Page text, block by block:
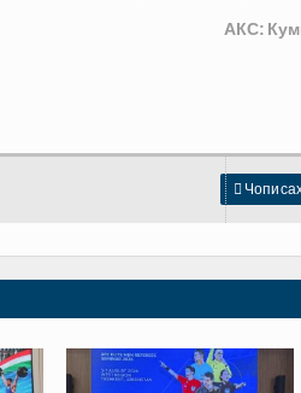
АКС:
 Чопи